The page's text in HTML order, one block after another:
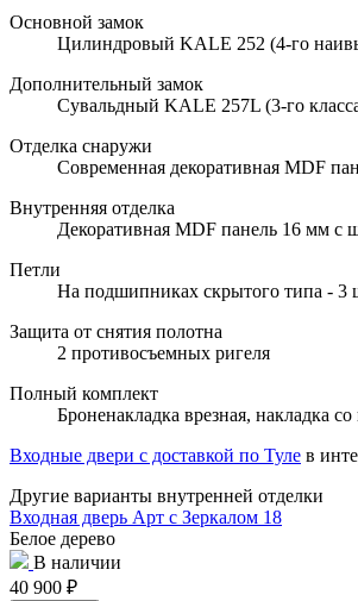
Основной замок
Цилиндровый KALE 252 (4-го
Дополнительный замок
Сувальдный KALE 257L (3-го
Отделка снаружи
Современная декоративная MDF
Внутренняя отделка
Декоративная MDF панель 16 мм с
Петли
На подшипниках скрытого типа - 3
Защита от снятия полотна
2 противосъемных ригеля
Полный комплект
Броненакладка врезная, накладка
Входные двери с доставкой по Туле в
Другие варианты внутренней отделки
Входная дверь Арт с Зеркалом 18
Белое дерево
В наличии
40 900 ₽